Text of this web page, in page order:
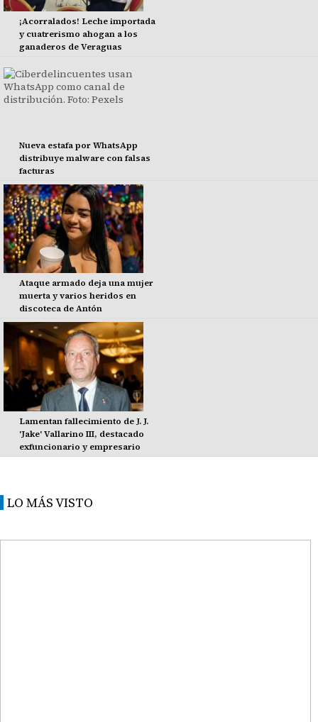
¡Acorralados! Leche importada
y cuatrerismo ahogan a los
ganaderos de Veraguas
Nueva estafa por WhatsApp
distribuye malware con falsas
facturas
Ataque armado deja una mujer
muerta y varios heridos en
discoteca de Antón
Lamentan fallecimiento de J. J.
'Jake' Vallarino III, destacado
exfuncionario y empresario
LO MÁS VISTO